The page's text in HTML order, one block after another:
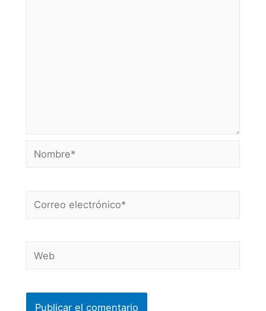
Nombre*
Correo
Web